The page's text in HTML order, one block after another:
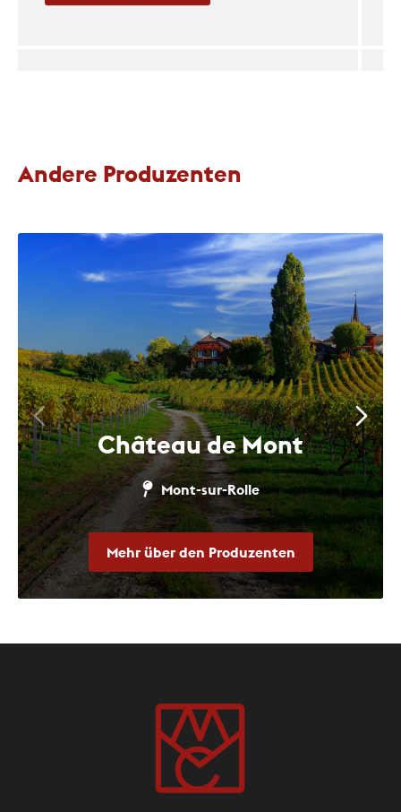
Andere Produzenten
Château de Mont
Mont-sur-Rolle
Mehr über den Produzenten